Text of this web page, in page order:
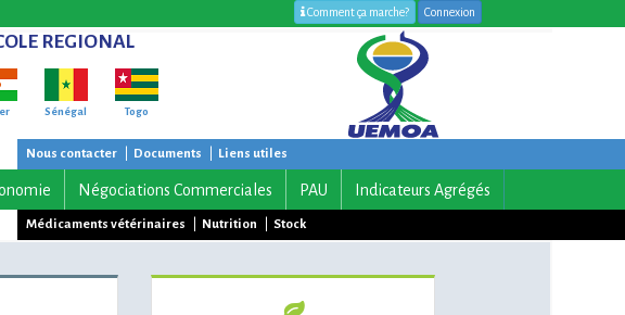
Comment ça marche? Connexion
REGIONAL
Sénégal Togo
Nous contacter Documents Liens utiles
Négociations Commerciales PAU Indicateurs Agrégés
Médicaments vétérinaires Nutrition Stock